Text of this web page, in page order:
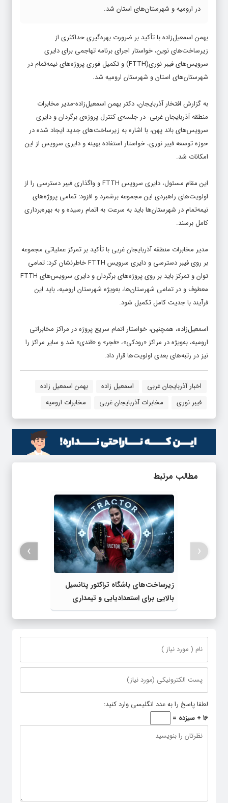
در ارومیه و شهرستان‌های استان شد.
بهمن اسمعیل‌زاده با تأکید بر ضرورت بهره‌گیری حداکثری از
زیرساخت‌های نوین، خواستار اجرای برنامه تهاجمی برای دایری
سرویس‌های فیبر نوری(FTTH) و تکمیل فوری پروژه‌های نیمه‌تمام در
شهرستان‌های استان و شهرستان ارومیه شد.
به گزارش افتخار آذربایجان، دکتر بهمن اسمعیل‌زاده-مدیر مخابرات
منطقه آذربایجان غربی- در جلسه‌ی کنترل پروژه‌ی برگردان و دایری
سرویس‌های باند پهن، با اشاره به زیرساخت‌های جدید ایجاد شده در
حوزه توسعه فیبر نوری، خواستار استفاده بهینه و دایری سرویس از این
امکانات شد.
این مقام مسئول، دایری سرویس FTTH و واگذاری فیبر دسترسی را از
اولویت‌های راهبردی این مجموعه برشمرد و افزود: تمامی پروژه‌های
نیمه‌تمام در شهرستان‌ها باید به سرعت به اتمام رسیده و به بهره‌برداری
کامل برسند.
مدیر مخابرات منطقه آذربایجان غربی با تأکید بر تمرکز عملیاتی مجموعه
بر روی فیبر دسترسی و دایری سرویس FTTH خاطرنشان کرد: تمامی
توان و تمرکز باید بر روی پروژه‌های برگردان و دایری سرویس‌های FTTH
معطوف و در تمامی شهرستان‌ها، به‌ویژه شهرستان ارومیه، باید این
فرآیند با جدیت کامل تکمیل شود.
اسمعیل‌زاده، همچنین، خواستار اتمام سریع پروژه در مراکز مخابراتی
ارومیه، به‌ویژه در مراکز «رودکی»، «فجر» و «قندی» شد و سایر مراکز را
نیز در رتبه‌های بعدی اولویت‌ها قرار داد.
اخبار آذربایجان غربی اسمعیل زاده
بهمن اسمعیل زاده
فیبر نوری
مخابرات آذربایجان غربی مخابرات ارومیه
مطالب مرتبط
زیرساخت‌های باشگاه تراکتور پتانسیل
بالایی برای استعدادیابی و تیمداری
ورزش بانوان دارد
‹
›
لطفا پاسخ را به عدد انگلیسی وارد کنید:
16 + سیزده =